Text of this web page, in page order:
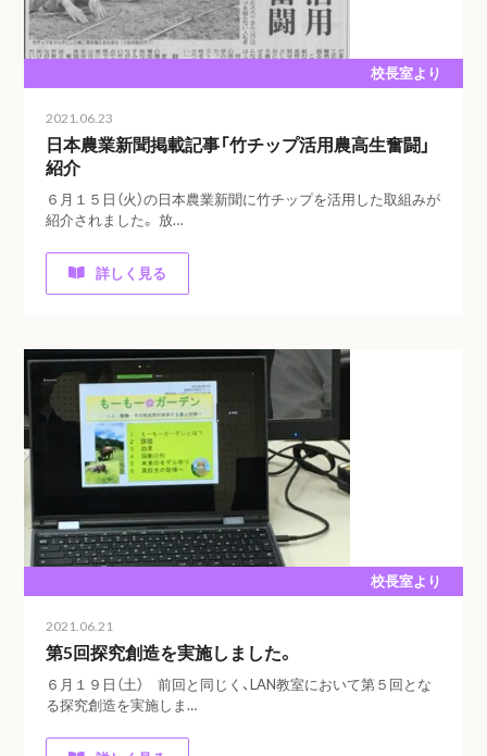
校長室より
2021.06.23
日本農業新聞掲載記事「竹チップ活用農高生奮闘」
紹介
６月１５日（火）の日本農業新聞に竹チップを活用した取組みが
紹介されました。 放…
詳しく見る
校長室より
2021.06.21
第5回探究創造を実施しました。
６月１９日（土） 前回と同じく、LAN教室において第５回とな
る探究創造を実施しま…